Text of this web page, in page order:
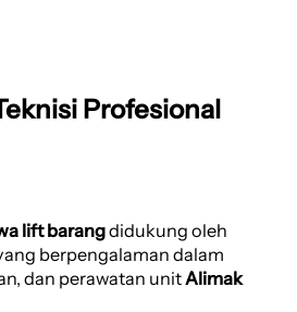
Profesional
lift barangdidukung oleh
berpengalaman dalam
dan perawatan unitAlimak